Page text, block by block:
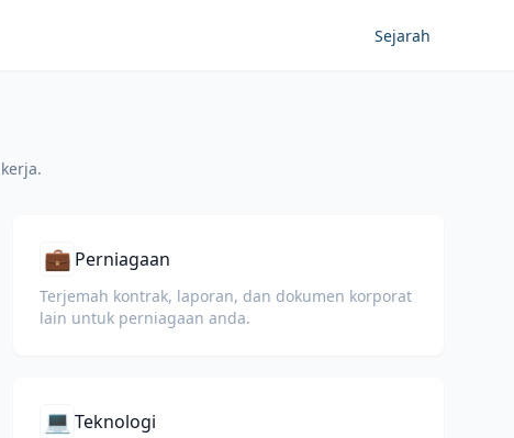
Sejarah
💼 Perniagaan
Terjemah kontrak, laporan, dan dokumen korporat
lain untuk perniagaan anda.
💻 Teknologi